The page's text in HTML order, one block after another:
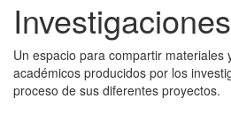
Un espacio para compartir materiales
académicos producidos por los
proceso de sus diferentes proyectos.